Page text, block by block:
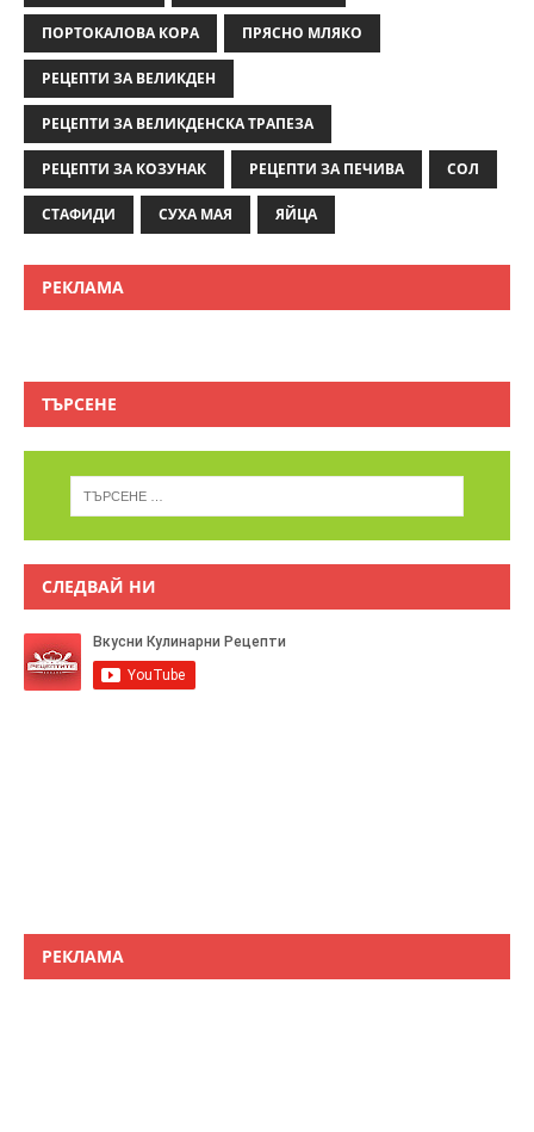
ПОРТОКАЛОВА КОРА ПРЯСНО МЛЯКО
РЕЦЕПТИ ЗА ВЕЛИКДЕН
РЕЦЕПТИ ЗА ВЕЛИКДЕНСКА ТРАПЕЗА
РЕЦЕПТИ ЗА КОЗУНАК РЕЦЕПТИ ЗА ПЕЧИВА СОЛ
СТАФИДИ СУХА МАЯ ЯЙЦА
РЕКЛАМА
ТЪРСЕНЕ
СЛЕДВАЙ НИ
РЕКЛАМА